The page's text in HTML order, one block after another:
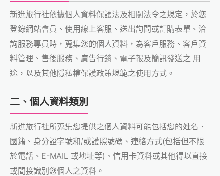
新進旅行社依據個人資料保護法及相關法令之規定，於您
登錄網站會員、使用線上客服、送出詢問或訂購表單、洽
詢服務專員時，蒐集您的個人資料，為客戶服務、客戶資
料管理、售後服務、廣告行銷、電子報及簡訊發送之 用
途，以及其他隱私權保護政策規範之使用方式。
二、個人資料類別
新進旅行社所蒐集您提供之個人資料可能包括您的姓名、
國籍、身分證字號和/或護照號碼、連絡方式(包括但不限
於電話、E-MAIL 或地址等)、信用卡資料或其他得以直接
或間接識別您個人之資料。